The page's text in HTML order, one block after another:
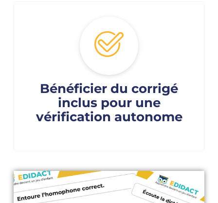
Bénéficier du corrigé
inclus pour une
vérification autonome